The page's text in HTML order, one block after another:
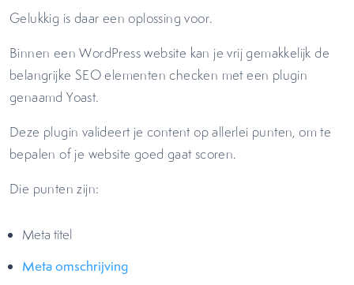
Gelukkig is daar een oplossing voor.
Binnen een WordPress website kan je vrij gemakkelijk de
belangrijke SEO elementen checken met een plugin
genaamd Yoast.
Deze plugin valideert je content op allerlei punten, om te
bepalen of je website goed gaat scoren.
Die punten zijn:
Meta titel
Meta omschrijving